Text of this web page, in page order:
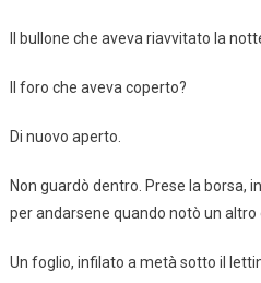
Il bullone che aveva riavvitato la
Il foro che aveva coperto?
Di nuovo aperto.
Non guardò dentro. Prese la borsa,
per andarsene quando notò un altro
Un foglio, infilato a metà sotto il